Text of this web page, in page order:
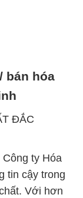
bán hóa
ĐẮC
ty Hóa
tin cậy trong
Với hơn